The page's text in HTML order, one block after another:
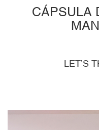
CÁPSULA
LET’S